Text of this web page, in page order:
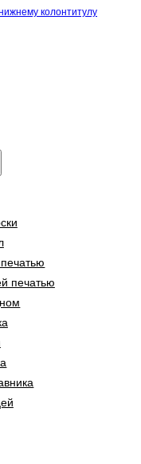
колонтитулу
печатью